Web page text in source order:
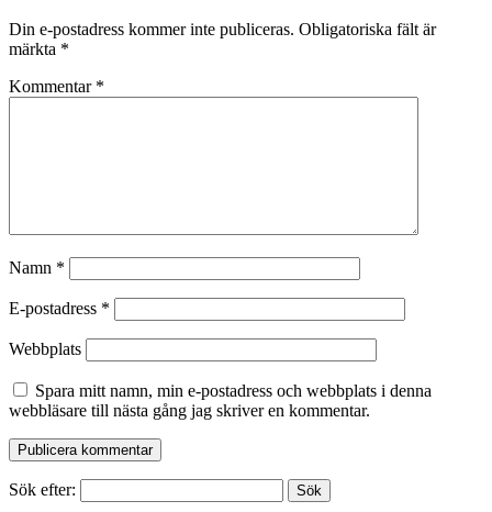
Din e-postadress kommer inte publiceras. Obligatoriska fält är
märkta *
Kommentar *
Namn *
E-postadress *
Webbplats
Spara mitt namn, min e-postadress och webbplats i denna
webbläsare till nästa gång jag skriver en kommentar.
Sök efter: